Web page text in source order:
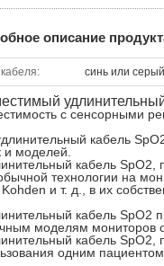
описание
синь или
с сенсорными
кабель
и моделей.
кабель SpO2,
технологии на
и т. д., в их
кабель SpO2
моделям мониторов
кабель SpO2,
одним пациентом.